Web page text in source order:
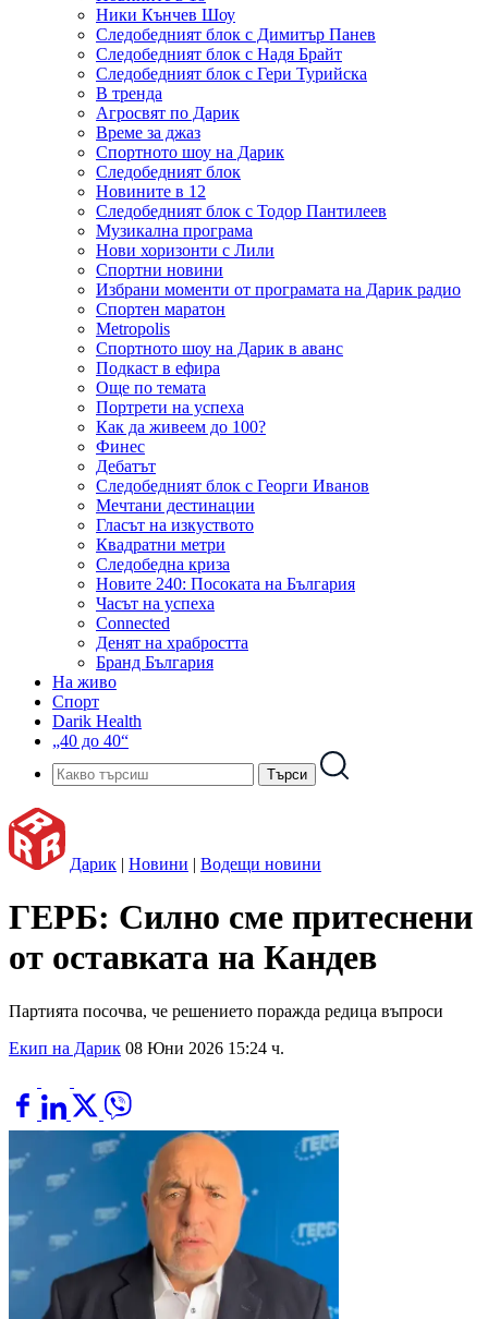
Ники Кънчев Шоу
Следобедният блок с Димитър Панев
Следобедният блок с Надя Брайт
Следобедният блок с Гери Турийска
В тренда
Агросвят по Дарик
Време за джаз
Спортното шоу на Дарик
Следобедният блок
Новините в 12
Следобедният блок с Тодор Пантилеев
Музикална програма
Нови хоризонти с Лили
Спортни новини
Избрани моменти от програмата на Дарик радио
Спортен маратон
Metropolis
Спортното шоу на Дарик в аванс
Подкаст в ефира
Още по темата
Портрети на успеха
Как да живеем до 100?
Финес
Дебатът
Следобедният блок с Георги Иванов
Мечтани дестинации
Гласът на изкуството
Квадратни метри
Следобедна криза
Новите 240: Посоката на България
Часът на успеха
Connected
Денят на храбростта
Бранд България
На живо
Спорт
Darik Health
„40 до 40“
Дарик | Новини | Водещи новини
ГЕРБ: Силно сме притеснени
от оставката на Кандев
Партията посочва, че решението поражда редица въпроси
Екип на Дарик 08 Юни 2026 15:24 ч.